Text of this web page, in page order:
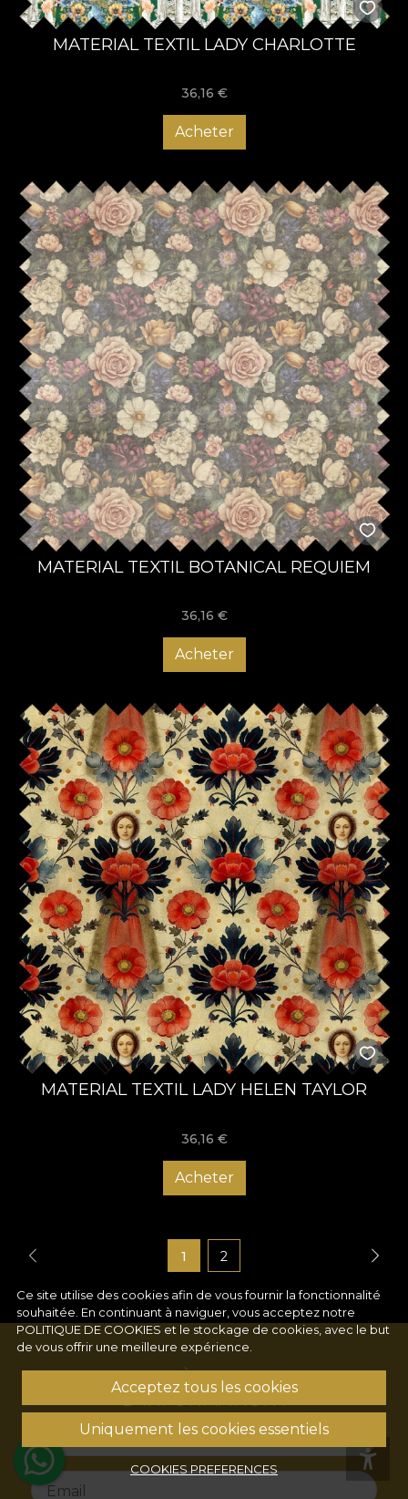
MATERIAL TEXTIL LADY CHARLOTTE
36,16 €
Acheter
MATERIAL TEXTIL BOTANICAL REQUIEM
36,16 €
Acheter
MATERIAL TEXTIL LADY HELEN TAYLOR
36,16 €
Acheter
1 2
Ce site utilise des cookies afin de vous fournir la fonctionnalité
souhaitée. En continuant à naviguer, vous acceptez notre
POLITIQUE DE COOKIES et le stockage de cookies, avec le but
de vous offrir une meilleure expérience.
Acceptez tous les cookies
Uniquement les cookies essentiels
COOKIES PREFERENCES
S'ABONNER À NOTRE LETTRE
D'INFORMATION !
Name
Email